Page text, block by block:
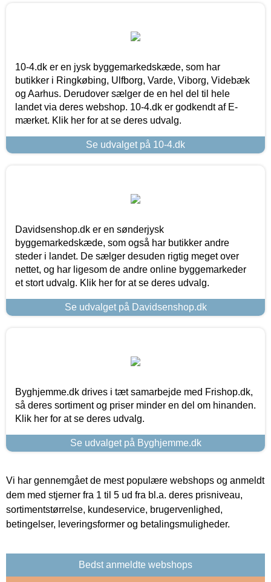
10-4.dk er en jysk byggemarkedskæde, som har
butikker i Ringkøbing, Ulfborg, Varde, Viborg, Videbæk
og Aarhus. Derudover sælger de en hel del til hele
landet via deres webshop. 10-4.dk er godkendt af E-
mærket. Klik her for at se deres udvalg.
Se udvalget på 10-4.dk
Davidsenshop.dk er en sønderjysk
byggemarkedskæde, som også har butikker andre
steder i landet. De sælger desuden rigtig meget over
nettet, og har ligesom de andre online byggemarkeder
et stort udvalg. Klik her for at se deres udvalg.
Se udvalget på Davidsenshop.dk
Byghjemme.dk drives i tæt samarbejde med Frishop.dk,
så deres sortiment og priser minder en del om hinanden.
Klik her for at se deres udvalg.
Se udvalget på Byghjemme.dk
Vi har gennemgået de mest populære webshops og anmeldt
dem med stjerner fra 1 til 5 ud fra bl.a. deres prisniveau,
sortimentstørrelse, kundeservice, brugervenlighed,
betingelser, leveringsformer og betalingsmuligheder.
Bedst anmeldte webshops